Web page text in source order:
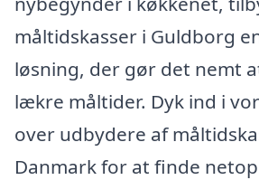
måltidskasser i Guldborg
løsning, der gør det nemt
lækre måltider. Dyk ind i
over udbydere af
Danmark for at finde